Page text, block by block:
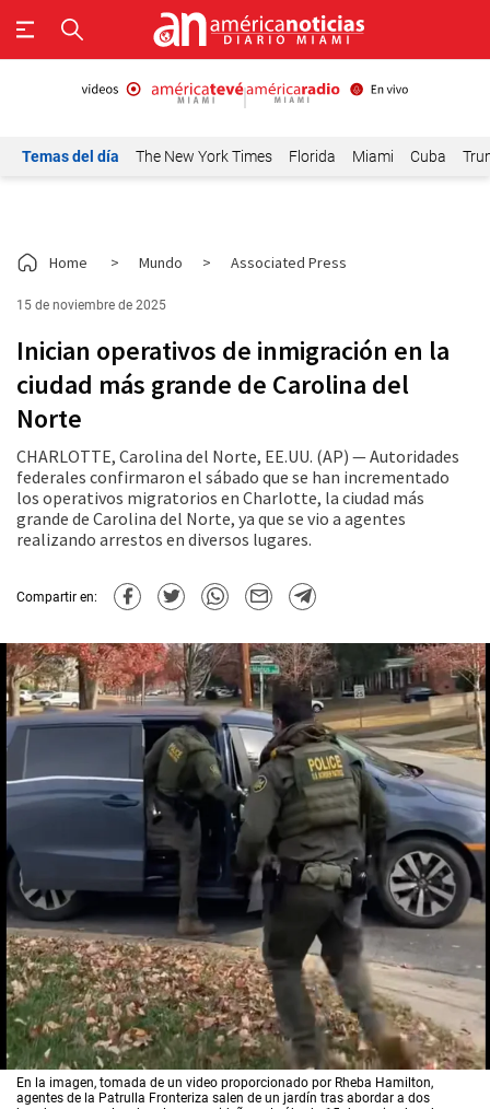
Temas del día The New York Times Florida Miami Cuba
Home > Mundo > Associated Press
15 de noviembre de 2025
Inician operativos de inmigración en la
ciudad más grande de Carolina del
Norte
CHARLOTTE, Carolina del Norte, EE.UU. (AP) — Autoridades
federales confirmaron el sábado que se han incrementado
los operativos migratorios en Charlotte, la ciudad más
grande de Carolina del Norte, ya que se vio a agentes
realizando arrestos en diversos lugares.
Compartir en:
En la imagen, tomada de un video proporcionado por Rheba Hamilton,
agentes de la Patrulla Fronteriza salen de un jardín tras abordar a dos